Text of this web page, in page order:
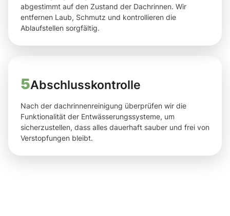
abgestimmt auf den Zustand der Dachrinnen. Wir
entfernen Laub, Schmutz und kontrollieren die
Ablaufstellen sorgfältig.
5Abschlusskontrolle
Nach der dachrinnenreinigung überprüfen wir die
Funktionalität der Entwässerungssysteme, um
sicherzustellen, dass alles dauerhaft sauber und frei von
Verstopfungen bleibt.